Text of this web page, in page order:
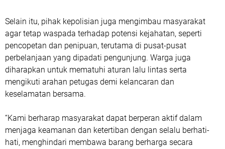
Selain itu, pihak kepolisian juga mengimbau masyarakat
agar tetap waspada terhadap potensi kejahatan, seperti
pencopetan dan penipuan, terutama di pusat-pusat
perbelanjaan yang dipadati pengunjung. Warga juga
diharapkan untuk mematuhi aturan lalu lintas serta
mengikuti arahan petugas demi kelancaran dan
keselamatan bersama.
“Kami berharap masyarakat dapat berperan aktif dalam
menjaga keamanan dan ketertiban dengan selalu berhati-
hati, menghindari membawa barang berharga secara